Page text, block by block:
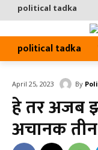
political tadka
political tadka
April 25, 2023 By
हे तर अजब
अचानक तीन